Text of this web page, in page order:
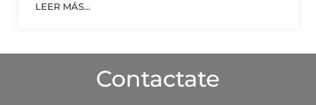
LEER MÁS...
Contactate